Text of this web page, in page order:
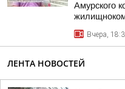
Амурского
Вчера,
ЛЕНТА НОВОСТЕЙ